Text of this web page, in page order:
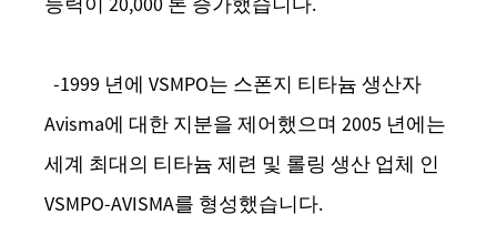
-1999 년에 VSMPO는 스폰지 티타늄 생산자
Avisma에 대한 지분을 제어했으며 2005 년에는
세계 최대의 티타늄 제련 및 롤링 생산 업체 인
VSMPO-AVISMA를 형성했습니다.